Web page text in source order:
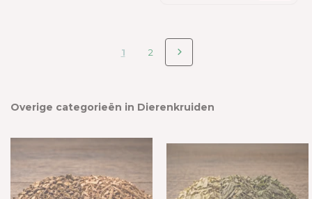
1 2
Overige categorieën in Dierenkruiden